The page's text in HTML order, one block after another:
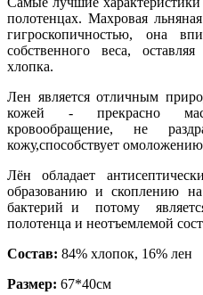
полотенцах. Махровая
гигроскопичностью, она
собственного веса,
хлопка.
Лен является отличным
кожей - прекрасно
кровообращение, не
кожу,способствует
Лён обладает
образованию и скоплению
бактерий и потому
полотенца и неотъемлемой
Состав: 84% хлопок, 16% лен
Размер: 67*40см